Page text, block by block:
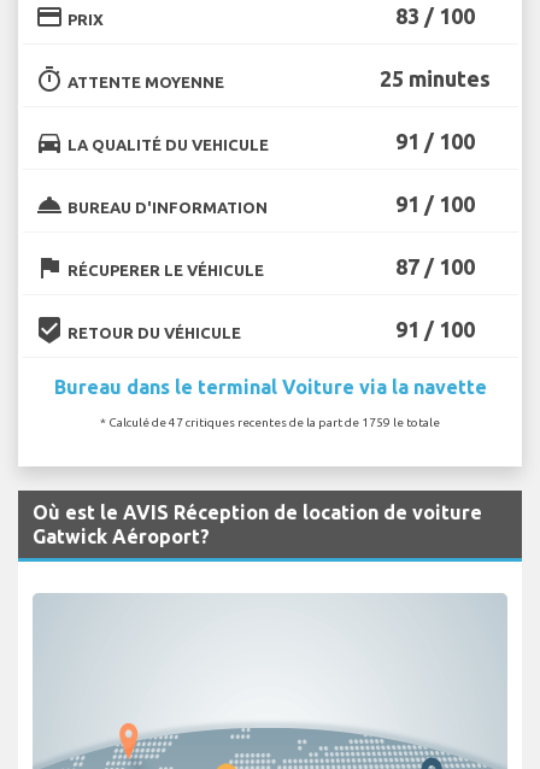
credit_card PRIX 83 / 100
timer ATTENTE MOYENNE 25 minutes
directions_car LA QUALITÉ DU VEHICULE 91 / 100
room_service BUREAU D'INFORMATION 91 / 100
flag RÉCUPERER LE VÉHICULE 87 / 100
beenhere RETOUR DU VÉHICULE 91 / 100
Bureau dans le terminal Voiture via la navette
* Calculé de 47 critiques recentes de la part de 1759 le totale
Où est le AVIS Réception de location de voiture
Gatwick Aéroport?